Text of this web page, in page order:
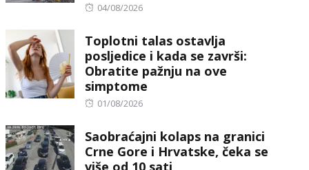
Posted
04/08/2026
Toplotni talas ostavlja
posljedice i kada se završi:
Obratite pažnju na ove
simptome
Posted
01/08/2026
Saobraćajni kolaps na granici
Crne Gore i Hrvatske, čeka se